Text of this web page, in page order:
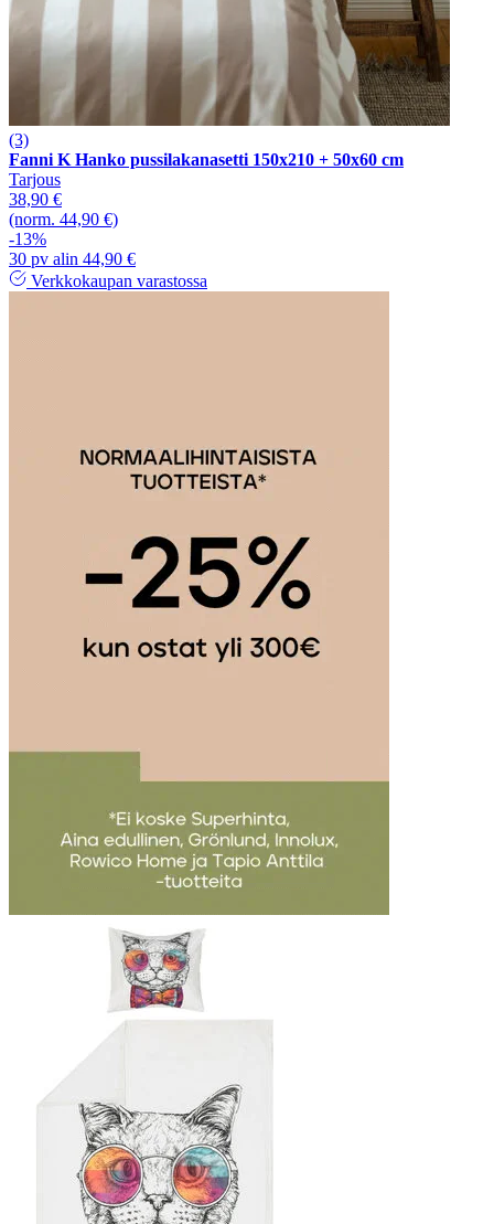
(3)
Fanni K Hanko pussilakanasetti 150x210 + 50x60 cm
Tarjous
38,90 €
(norm. 44,90 €)
-13%
30 pv alin 44,90 €
Verkkokaupan varastossa